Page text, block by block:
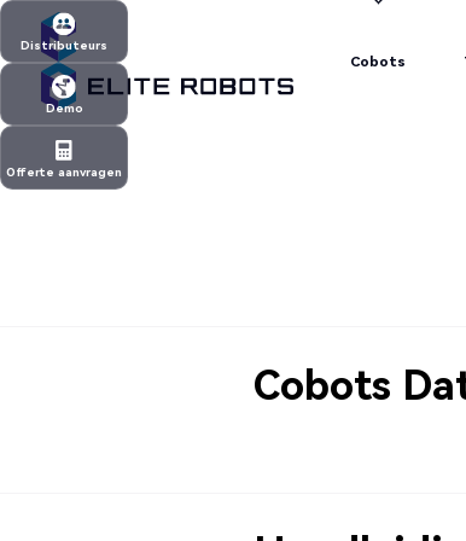
Distributeurs
Distributeurs
Demo
Demo
Offerte aanvragen
Cobots
Cobots